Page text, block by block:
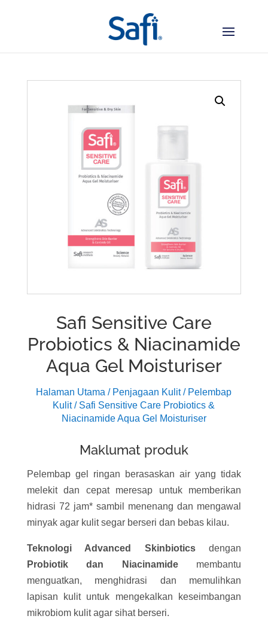
Safi Sensitive Care
Probiotics & Niacinamide
Aqua Gel Moisturiser
Halaman Utama / Penjagaan Kulit/ Pelembap
Kulit/ Safi Sensitive Care Probiotics &
Niacinamide Aqua Gel Moisturiser
Maklumat produk
Pelembap gel ringan berasaskan air yang tidak
melekit dan cepat meresap untuk memberikan
hidrasi 72 jam* sambil menenang dan mengawal
minyak agar kulit segar berseri dan bebas kilau.
Teknologi Advanced Skinbioticsdengan
Probiotik dan Niacinamidemembantu
menguatkan, menghidrasi dan memulihkan
lapisan kulit untuk mengekalkan keseimbangan
mikrobiom kulit agar sihat berseri.